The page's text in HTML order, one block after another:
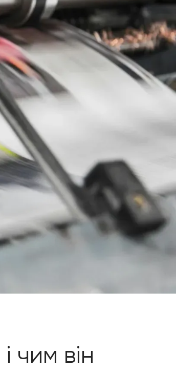
і чим він